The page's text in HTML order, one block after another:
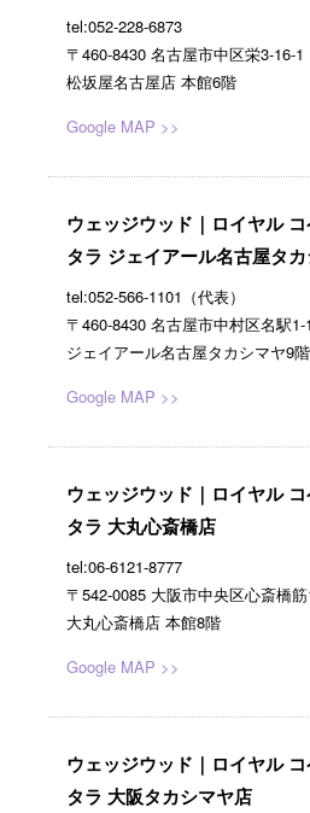
tel:052-228-6873
〒460-8430 名古屋市中区栄3-16-1
松坂屋名古屋店 本館6階
Google MAP >>
ウェッジウッド｜ロイヤル
タラ ジェイアール名古屋タ
tel:052-566-1101（代表）
〒460-8430 名古屋市中村区名駅1-
ジェイアール名古屋タカシマヤ9階
Google MAP >>
ウェッジウッド｜ロイヤル
タラ 大丸心斎橋店
tel:06-6121-8777
〒542-0085 大阪市中央区心斎橋
大丸心斎橋店 本館8階
Google MAP >>
ウェッジウッド｜ロイヤル
タラ 大阪タカシマヤ店